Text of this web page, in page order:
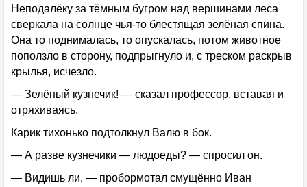
Неподалёку за тёмным бугром над вершинами леса
сверкала на солнце чья-то блестящая зелёная спина.
Она то поднималась, то опускалась, потом животное
поползло в сторону, подпрыгнуло и, с треском раскрыв
крылья, исчезло.
— Зелёный кузнечик! — сказал профессор, вставая и
отряхиваясь.
Карик тихонько подтолкнул Валю в бок.
— А разве кузнечики — людоеды? — спросил он.
— Видишь ли, — пробормотал смущённо Иван